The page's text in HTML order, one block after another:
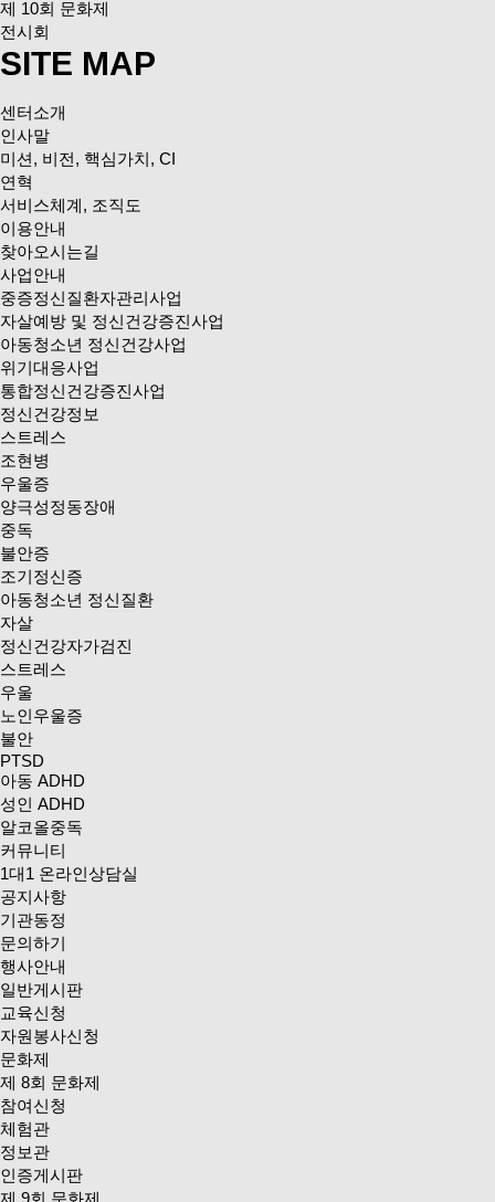
제 10회 문화제
전시회
SITE MAP
센터소개
인사말
미션, 비전, 핵심가치, CI
연혁
서비스체계, 조직도
이용안내
찾아오시는길
사업안내
중증정신질환자관리사업
자살예방 및 정신건강증진사업
아동청소년 정신건강사업
위기대응사업
통합정신건강증진사업
정신건강정보
스트레스
조현병
우울증
양극성정동장애
중독
불안증
조기정신증
아동청소년 정신질환
자살
정신건강자가검진
스트레스
우울
노인우울증
불안
PTSD
아동 ADHD
성인 ADHD
알코올중독
커뮤니티
1대1 온라인상담실
공지사항
기관동정
문의하기
행사안내
일반게시판
교육신청
자원봉사신청
문화제
제 8회 문화제
참여신청
체험관
정보관
인증게시판
제 9회 문화제